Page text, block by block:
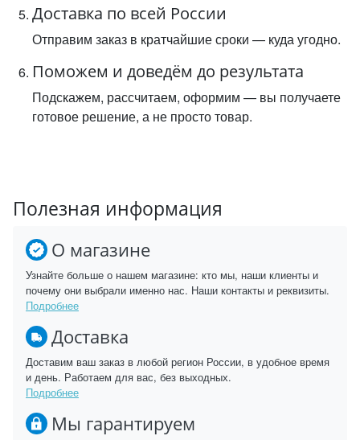
Доставка по всей России
Отправим заказ в кратчайшие сроки — куда угодно.
Поможем и доведём до результата
Подскажем, рассчитаем, оформим — вы получаете
готовое решение, а не просто товар.
Полезная информация
О магазине
Узнайте больше о нашем магазине: кто мы, наши клиенты и
почему они выбрали именно нас. Наши контакты и реквизиты.
Подробнее
Доставка
Доставим ваш заказ в любой регион России, в удобное время
и день. Работаем для вас, без выходных.
Подробнее
Мы гарантируем